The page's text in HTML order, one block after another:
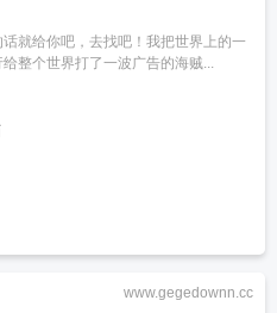
就给你吧，去找吧！我把世界上的一
整个世界打了一波广告的海贼...
www.gegedownn.cc